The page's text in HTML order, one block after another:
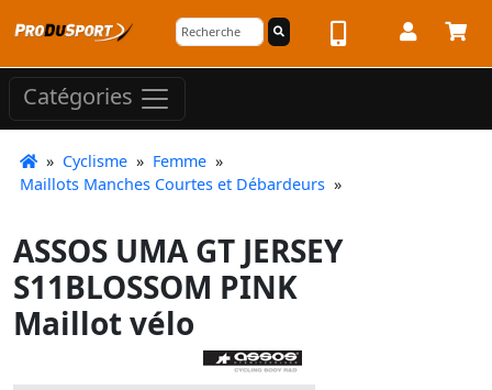
Catégories
» Cyclisme » Femme »
Maillots Manches Courtes et Débardeurs »
ASSOS UMA GT JERSEY
S11BLOSSOM PINK
Maillot vélo